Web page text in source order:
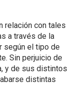
relación con tales
a través de la
según el tipo de
Sin perjuicio de
y de sus distintos
distintas